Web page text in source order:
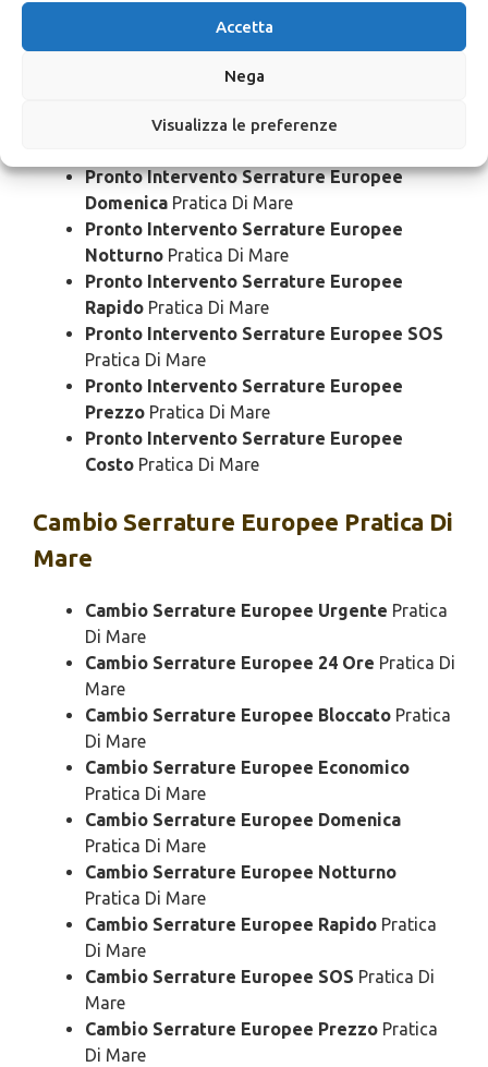
Accetta
Nega
Visualizza le preferenze
Pronto Intervento Serrature Europee 24
Pronto Intervento Serrature Europee
Pronto Intervento Serrature Europee
Pronto Intervento Serrature Europee
Domenica Pratica Di Mare
Pronto Intervento Serrature Europee
Notturno Pratica Di Mare
Pronto Intervento Serrature Europee
Rapido Pratica Di Mare
Pronto Intervento Serrature Europee SOS
Pratica Di Mare
Pronto Intervento Serrature Europee
Prezzo Pratica Di Mare
Pronto Intervento Serrature Europee
Costo Pratica Di Mare
Cambio Serrature Europee Pratica Di
Mare
Cambio Serrature Europee Urgente Pratica
Di Mare
Cambio Serrature Europee 24 Ore Pratica Di
Mare
Cambio Serrature Europee Bloccato Pratica
Di Mare
Cambio Serrature Europee Economico
Pratica Di Mare
Cambio Serrature Europee Domenica
Pratica Di Mare
Cambio Serrature Europee Notturno
Pratica Di Mare
Cambio Serrature Europee Rapido Pratica
Di Mare
Cambio Serrature Europee SOS Pratica Di
Mare
Cambio Serrature Europee Prezzo Pratica
Di Mare